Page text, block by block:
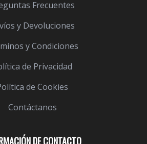
DE CONTACTO
Frecuentes
y Devoluciones
y Condiciones
de Privacidad
de Cookies
Contáctanos